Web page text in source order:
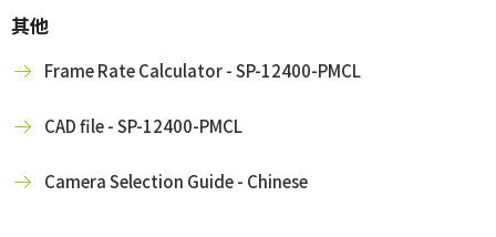
其他
Frame Rate Calculator - SP-12400-PMCL
CAD file - SP-12400-PMCL
Camera Selection Guide - Chinese